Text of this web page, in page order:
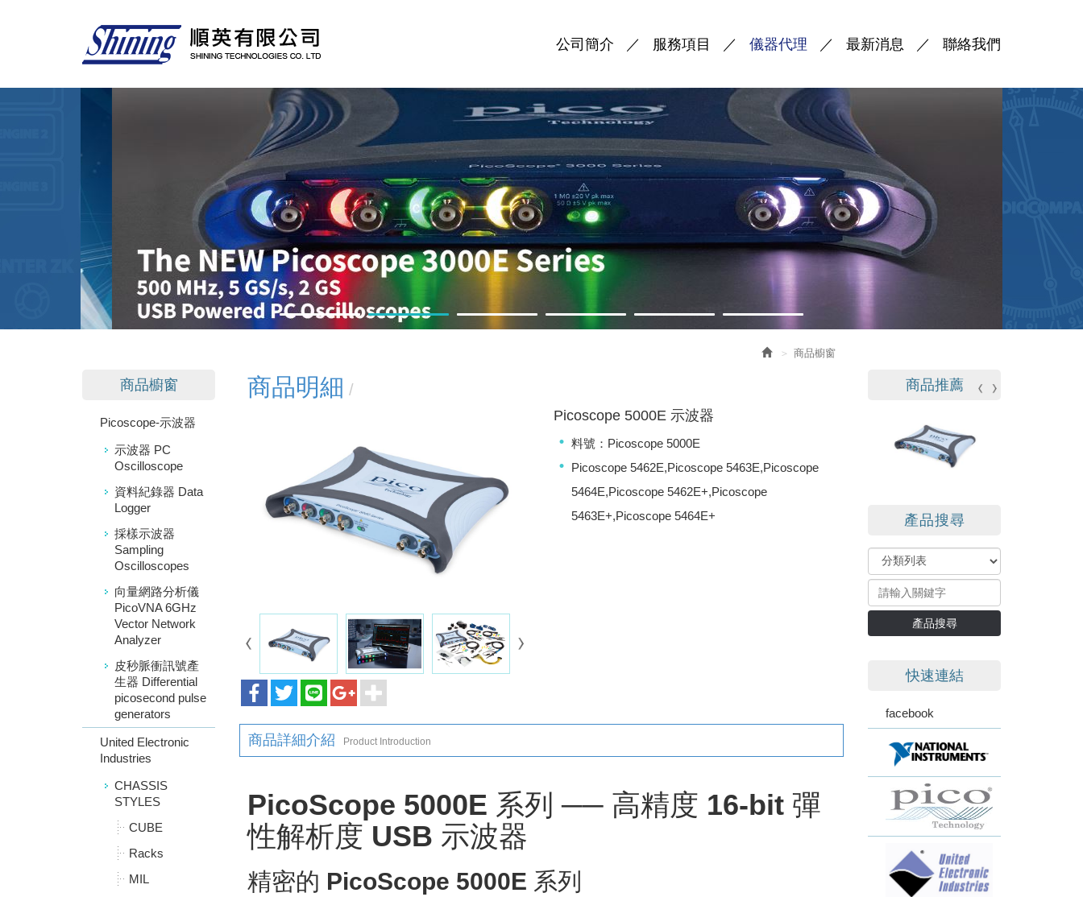
公司簡介 服務項目 儀器代理 最新消息 聯絡我們
商品櫥窗
Picoscope-示波器
示波器 PC
Oscilloscope
資料紀錄器 Data
Logger
採樣示波器
Sampling
Oscilloscopes
向量網路分析儀
PicoVNA 6GHz
Vector Network
Analyzer
皮秒脈衝訊號產
生器 Differential
picosecond pulse
generators
United Electronic
Industries
CHASSIS
STYLES
CUBE
Racks
MIL
商品櫥窗
商品明細
Picoscope 5000E 示波器
料號：Picoscope 5000E
Picoscope 5462E,Picoscope 5463E,Picoscope
5464E,Picoscope 5462E+,Picoscope
5463E+,Picoscope 5464E+
商品詳細介紹 Product Introduction
PicoScope 5000E 系列 ── 高精度 16-bit 彈
性解析度 USB 示波器
精密的 PicoScope 5000E 系列
商品推薦
產品搜尋
產品搜尋
快速連結
facebook